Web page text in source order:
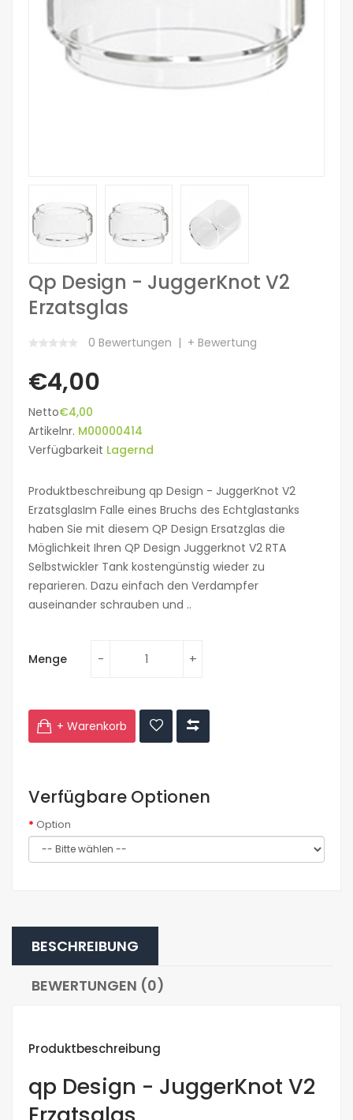
Qp Design - JuggerKnot V2
Erzatsglas
0 Bewertungen + Bewertung
€4,00
Netto€4,00
Artikelnr. M00000414
Verfügbarkeit Lagernd
Produktbeschreibung qp Design - JuggerKnot V2
ErzatsglasIm Falle eines Bruchs des Echtglastanks
haben Sie mit diesem QP Design Ersatzglas die
Möglichkeit Ihren QP Design Juggerknot V2 RTA
Selbstwickler Tank kostengünstig wieder zu
reparieren. Dazu einfach den Verdampfer
auseinander schrauben und ..
Menge
+ Warenkorb
Verfügbare Optionen
Option
BESCHREIBUNG
BEWERTUNGEN (0)
Produktbeschreibung
qp Design - JuggerKnot V2